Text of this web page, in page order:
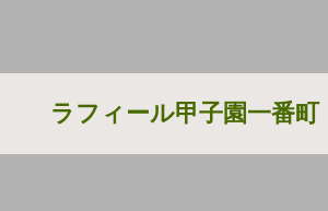
ラフィール甲子園一番町